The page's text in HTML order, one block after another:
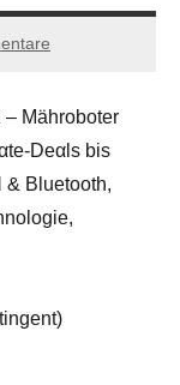
Mähroboter
Dеαls bis
& Bluetooth,